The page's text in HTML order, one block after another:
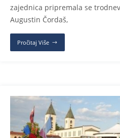
zajednica pripremala se
Augustin Čordaš,
Pročitaj Više